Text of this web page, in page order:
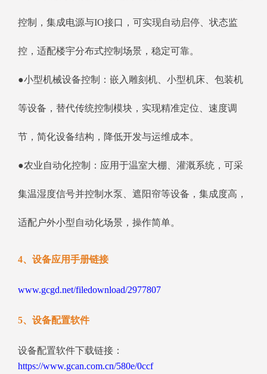
控制，集成电源与IO接口，可实现自动启停、状态监
控，适配楼宇分布式控制场景，稳定可靠。
●小型机械设备控制：嵌入雕刻机、小型机床、包装机
等设备，替代传统控制模块，实现精准定位、速度调
节，简化设备结构，降低开发与运维成本。
●农业自动化控制：应用于温室大棚、灌溉系统，可采
集温湿度信号并控制水泵、遮阳帘等设备，集成度高，
适配户外小型自动化场景，操作简单。
4、设备应用手册链接
www.gcgd.net/filedownload/2977807
5、设备配置软件
设备配置软件下载链接：
https://www.gcan.com.cn/580e/0ccf